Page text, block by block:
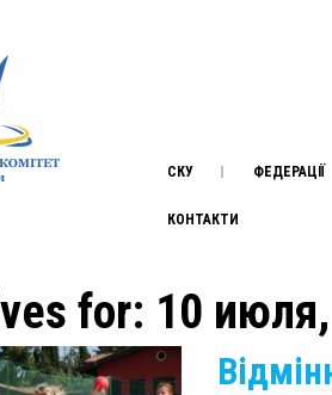
СКУ ФЕДЕРАЦІЇ
КОНТАКТИ
for: 10